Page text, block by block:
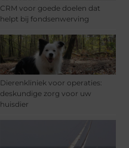
CRM voor goede doelen dat
helpt bij fondsenwerving
Dierenkliniek voor operaties:
deskundige zorg voor uw
huisdier